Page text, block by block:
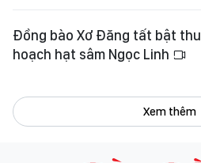
Đồng bào Xơ Đăng tất bật thu
hoạch hạt sâm Ngọc Linh
Xem thêm